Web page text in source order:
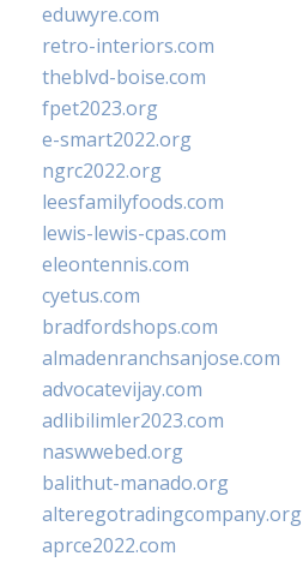
eduwyre.com
retro-interiors.com
theblvd-boise.com
fpet2023.org
e-smart2022.org
ngrc2022.org
leesfamilyfoods.com
lewis-lewis-cpas.com
eleontennis.com
cyetus.com
bradfordshops.com
almadenranchsanjose.com
advocatevijay.com
adlibilimler2023.com
naswwebed.org
balithut-manado.org
alteregotradingcompany.org
aprce2022.com